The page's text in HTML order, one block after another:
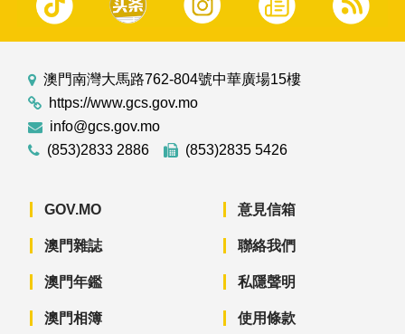
澳門南灣大馬路762-804號中華廣場15樓
https://www.gcs.gov.mo
info@gcs.gov.mo
(853)2833 2886
(853)2835 5426
GOV.MO
澳門雜誌
澳門年鑑
澳門相簿
意見信箱
聯絡我們
私隱聲明
使用條款